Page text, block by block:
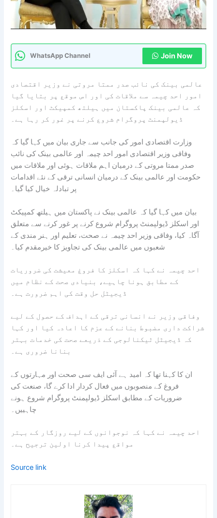
WhatsApp Channel Join Now
عالمی بینک کی نائب صدر ممتا مروتی نے وزیر اقتصادی
امور احد چیمہ سے ملاقات کی اور اس موقع پر بتایا گیا
کہ عالمی بینک پاکستان میں ہیلتھ کمپیکٹ اور اسکلز
ڈیولپمنٹ پروگرام شروع کرنے پر غور کر رہا ہے۔
وزارت اقتصادی امور کی جانب سے جاری بیان میں کہا گیا کہ
وفاقی وزیر اقتصادی امور احد چیمہ اور عالمی بینک کی نائب
صدر ممتا مروتی کے درمیان اہم ملاقات ہوئی اور ملاقات میں
حکومت اور عالمی بینک کے درمیان انسانی ترقی کے نئے اقدامات
پر تبادلہ خیال کیا گیا۔
بیان میں کہا گیا کہ عالمی بینک نے پاکستان میں ہیلتھ کمپیکٹ
اور اسکلز ڈیولپمنٹ پروگرام شروع کرنے پر غور کرنے سے متعلق
آگاہ کیا، وفاقی وزیر احد چیمہ نے صحت، تعلیم اور ہنر مندی کے
شعبوں میں عالمی بینک کی تجاویز کا خیرمقدم کیا۔
احد چیمہ نے کہا کہ اسکلز کا فروغ معیشت کی ضروریات
کے مطابق ہونا چاہیے، بنیادی صحت کے نظام میں
ڈیجیٹل حل وقت کی اہم ضرورت ہے۔
وفاقی وزیر نے انسانی ترقی کے اہداف کے حصول کے لیے
شراکت داری مضبوط بنانے کے عزم کا اعادہ کیا اور کہا
کہ ڈیجیٹل ٹیکنالوجی کے ذریعے صحت کی خدمات بہتر
بنانا ضروری ہے۔
ان کا کہنا تھا کہ امید ہے آئی ایف سی صحت اور مہارتوں کے
فروغ کے منصوبوں میں فعال کردار ادا کرے گا، صنعت کی
ضروریات کے مطابق اسکلز ڈیولپمنٹ پروگرام شروع ہونے
چاہییں۔
احد چیمہ نے کہا کہ نوجوانوں کے لیے روزگار کے بہتر
مواقع پیدا کرنا اولین ترجیح ہے۔
Source link